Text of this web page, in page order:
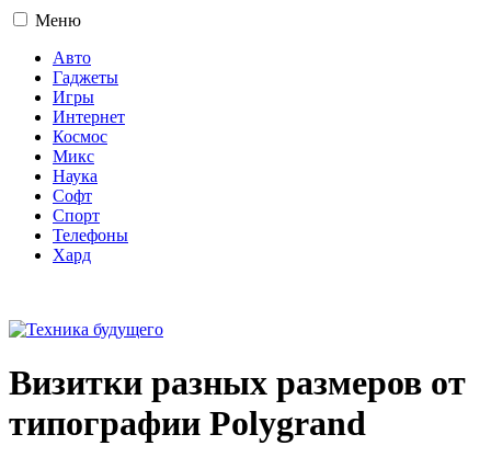
Меню
Авто
Гаджеты
Игры
Интернет
Космос
Микс
Наука
Софт
Спорт
Телефоны
Хард
Визитки разных размеров от
типографии Polygrand